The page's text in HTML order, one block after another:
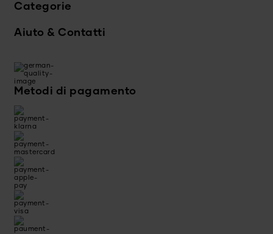
Categorie
Aiuto & Contatti
Metodi di pagamento